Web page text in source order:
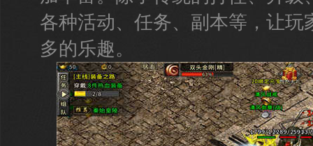
各种活动、任务、副本等，让玩
多的乐趣。